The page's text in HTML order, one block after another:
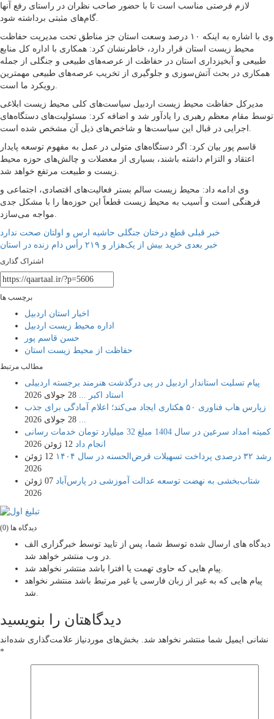
لازم فرصتی مناسب است تا با حضور صاحب نظران در راستای رفع آنها
وی با اشاره به اینکه ۱۰ درصد وسعت استان جز مناطق تحت مدیریت حفاظت
محیط زیست استان قرار دارد، خاطرنشان کرد: همکاری با اداره کل منابع
طبیعی و آبخیزداری استان در حفاظت از عرصه‌های طبیعی و جنگلی از جمله
همکاری در بحث آتش‌سوزی و جلوگیری از تخریب عرصه‌های طبیعی مهمترین
مدیرکل حفاظت محیط زیست اردبیل سیاست‌های کلی محیط زیست ابلاغی
توسط مقام معظم رهبری را یادآور شد و اضافه کرد: مسئولیت‌های دستگاه‌های
قاسم پور بیان کرد: اگر دستگاه‌های متولی در عمل به مفهوم توسعه پایدار
اعتقاد و التزام داشته باشند، بسیاری از معضلات و چالش‌های حوزه محیط
وی ادامه داد: محیط زیست سالم بستر فعالیت‌های اقتصادی، اجتماعی و
فرهنگی است و آسیب به محیط زیست قطعاً این حوزه‌ها را با مشکل جدی
راهبری
نوشته
خبر قبلی قطع درختان جنگلی حاشیه ارس و اولتان صحت ندارد
خبر بعدی خرید بیش از یک‌هزار و ۲۱۹ رأس دام زنده در استان
اشتراک گذاری
برچسب ها
اخبار استان اردبیل
اداره محیط زیست اردبیل
حسن قاسم پور
حفاظت از محیط زیست استان
مطالب مرتبط
پیام تسلیت استاندار اردبیل در پی درگذشت هنرمند برجسته اردبیلی
استاد اکبر ...
28 جولای 2026
زپارس هاب فناوری ۵۰ هکتاری ایجاد می‌کند؛ اعلام آمادگی برای جذب
28 جولای 2026
کمیته امداد سرعین در سال 1404 مبلغ 32 میلیارد تومان خدمات رسانی
انجام داد 12 ژوئن 2026
رشد ۳۲ درصدی پرداخت تسهیلات قرض‌الحسنه در سال ۱۴۰۴
12 ژوئن
2026
شتاب‌بخشی به نهضت توسعه عدالت آموزشی در پارس‌آباد
07 ژوئن
2026
دیدگاه ها (0)
دیدگاه های ارسال شده توسط شما، پس از تایید توسط خبرگزاری الف
در وب منتشر خواهد شد.
پیام هایی که حاوی تهمت یا افترا باشد منتشر نخواهد شد.
پیام هایی که به غیر از زبان فارسی یا غیر مرتبط باشد منتشر نخواهد
شد.
دیدگاهتان را بنویسید
نشانی ایمیل شما منتشر نخواهد شد. بخش‌های موردنیاز علامت‌گذاری شده‌اند
*